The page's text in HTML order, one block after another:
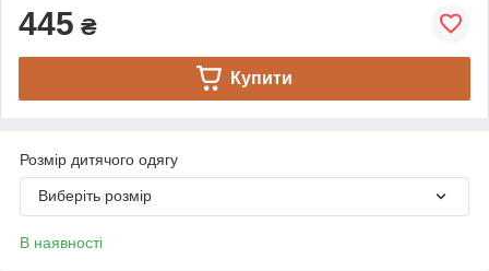
445 ₴
Купити
Розмір дитячого одягу
Виберіть розмір
В наявності